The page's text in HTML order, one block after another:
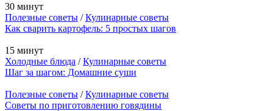
30 минут
Полезные советы /Кулинарные советы
Как сварить картофель: 5 простых шагов
15 минут
Холодные блюда /Кулинарные советы
Шаг за шагом: Домашние суши
Полезные советы /Кулинарные советы
Советы по приготовлению говядины